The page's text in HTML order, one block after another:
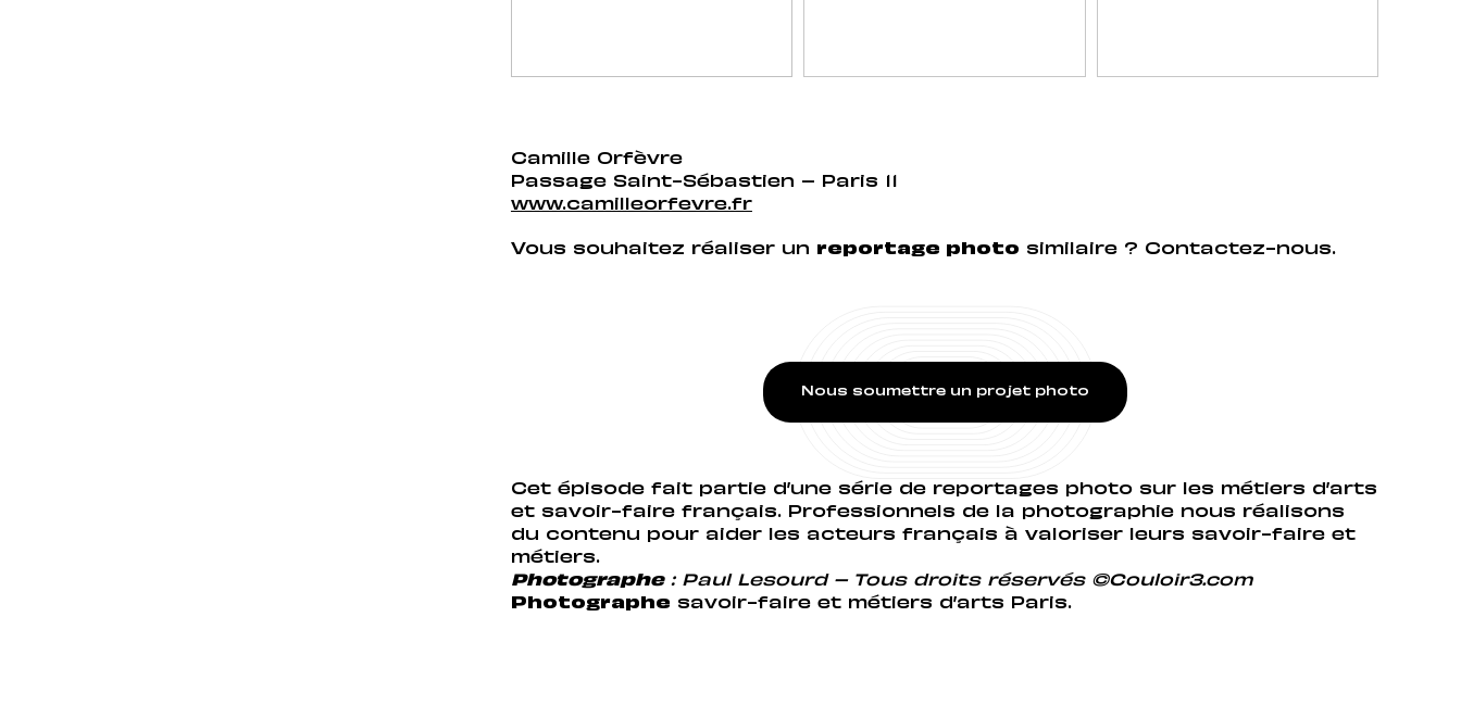
Camille Orfèvre
Passage Saint-Sébastien – Paris 11
www.camilleorfevre.fr
Vous souhaitez réaliser un reportage photo similaire ? Contactez-nous.
Nous soumettre un projet photo
Cet épisode fait partie d’une série de reportages photo sur les métiers d’arts
et savoir-faire français. Professionnels de la photographie nous réalisons
du contenu pour aider les acteurs français à valoriser leurs savoir-faire et
métiers.
Photographe: Paul Lesourd – Tous droits réservés ©Couloir3.com
Photographe savoir-faire et métiers d’arts Paris.